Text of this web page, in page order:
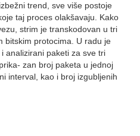
trend, sve više postoje
taj proces olakšavaju. Kako
strim je transkodovan u tri
bitskim protocima. U radu je
analizirani paketi za sve tri
zan broj paketa u jednoj
interval, kao i broj izgubljenih